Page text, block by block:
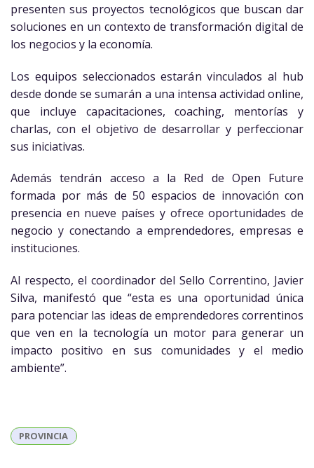
presenten sus proyectos tecnológicos que buscan dar
soluciones en un contexto de transformación digital de
los negocios y la economía.
Los equipos seleccionados estarán vinculados al hub
desde donde se sumarán a una intensa actividad online,
que incluye capacitaciones, coaching, mentorías y
charlas, con el objetivo de desarrollar y perfeccionar
sus iniciativas.
Además tendrán acceso a la Red de Open Future
formada por más de 50 espacios de innovación con
presencia en nueve países y ofrece oportunidades de
negocio y conectando a emprendedores, empresas e
instituciones.
Al respecto, el coordinador del Sello Correntino, Javier
Silva, manifestó que “esta es una oportunidad única
para potenciar las ideas de emprendedores correntinos
que ven en la tecnología un motor para generar un
impacto positivo en sus comunidades y el medio
ambiente”.
PROVINCIA